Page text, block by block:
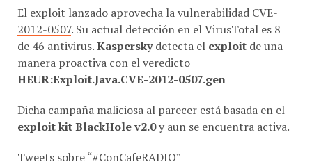
El exploit lanzado aprovecha la vulnerabilidad CVE-
2012-0507. Su actual detección en el VirusTotal es 8
de 46 antivirus. Kasperskydetecta el exploit de una
manera proactiva con el veredicto
HEUR:Exploit.Java.CVE-2012-0507.gen
Dicha campaña maliciosa al parecer está basada en el
exploit kit BlackHole v2.0y aun se encuentra activa.
Tweets sobre “#ConCafeRADIO”